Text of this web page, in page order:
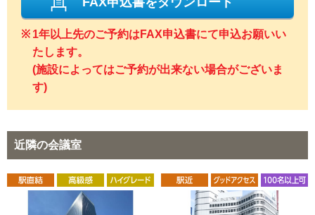
1年以上先のご予約はFAX申込書にて申込お願いい
たします。
(施設によってはご予約が出来ない場合がございま
す)
近隣の会議室